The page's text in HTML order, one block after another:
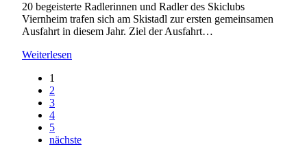
20 begeisterte Radlerinnen und Radler des Skiclubs
Viernheim trafen sich am Skistadl zur ersten gemeinsamen
Ausfahrt in diesem Jahr. Ziel der Ausfahrt…
Weiterlesen
1
2
3
4
5
nächste